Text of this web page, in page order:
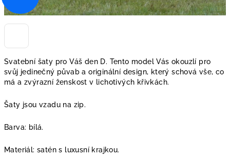
Svatební šaty pro Váš den D. Tento model Vás okouzlí pro
svůj jedinečný půvab a originální design, který schová vše, co
má a zvýrazní ženskost v lichotivých křivkách.
Šaty jsou vzadu na zip.
Barva: bílá.
Materiál: satén s luxusní krajkou.